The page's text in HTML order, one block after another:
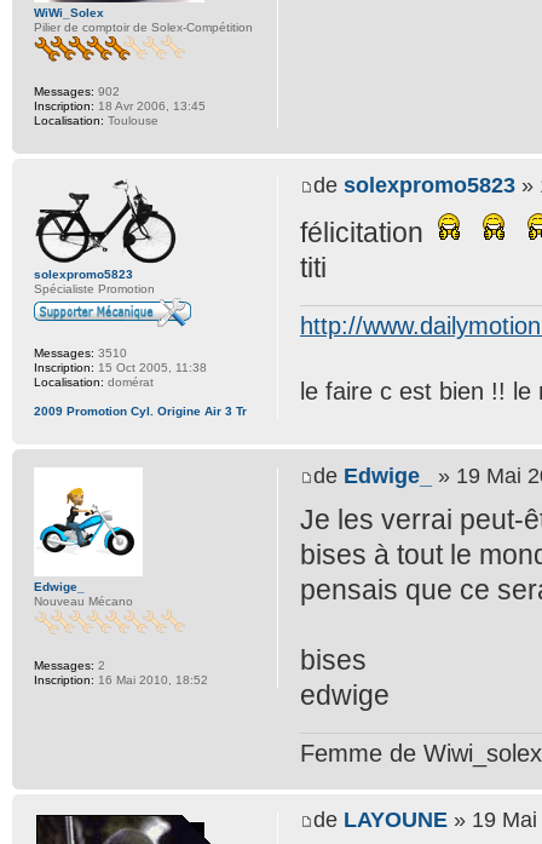
WiWi_Solex
Pilier de comptoir de Solex-Compétition
Messages: 902
Inscription: 18 Avr 2006, 13:45
Localisation: Toulouse
de solexpromo5823 »
félicitation
titi
http://
le faire c est bien !! le
solexpromo5823
Spécialiste Promotion
Messages: 3510
Inscription: 15 Oct 2005, 11:38
Localisation: domérat
2009 Promotion Cyl. Origine Air 3 Tr
de Edwige_ » 19 Mai
Je les verrai peut-
bises à tout le
pensais que ce
bises
edwige
Femme de
Edwige_
Nouveau Mécano
Messages: 2
Inscription: 16 Mai 2010, 18:52
de LAYOUNE » 19